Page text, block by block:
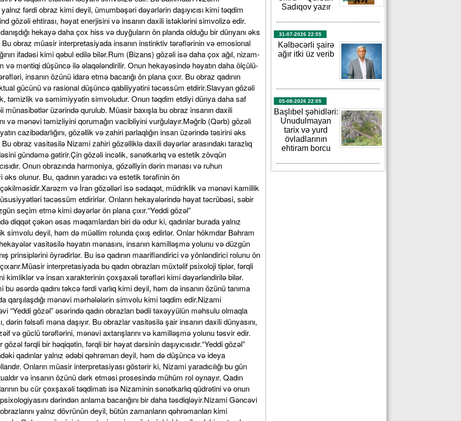
Sadıqov yazır
31-07-2026 22:55
Kəlbəcərli şairə
ağır itki üz verib
05-08-2026 22:05
Başlıbel şəhidləri:
Unudulmayan
tarix və yurd
övladlarının
ehtiram borcu